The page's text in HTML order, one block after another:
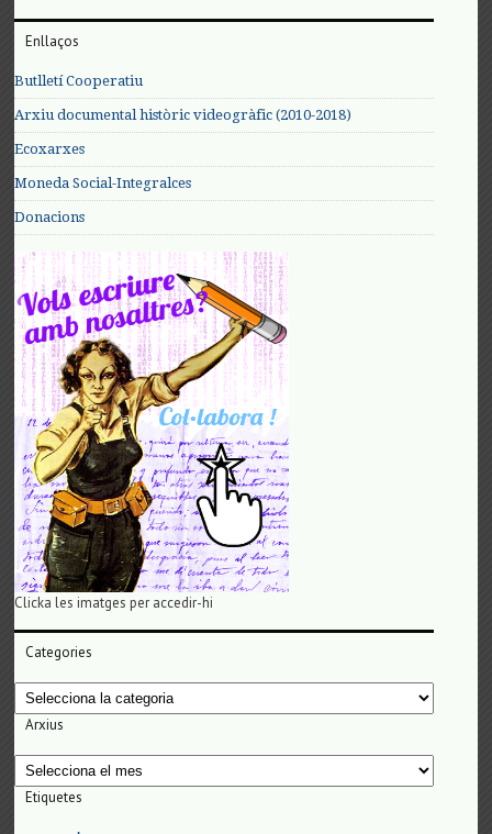
Enllaços
Butlletí Cooperatiu
Arxiu documental històric videogràfic (2010-2018)
Ecoxarxes
Moneda Social-Integralces
Donacions
Clicka les imatges per accedir-hi
Categories
Categories
Arxius
Arxius
Etiquetes